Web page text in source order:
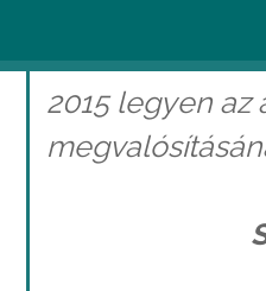
2015 legyen az